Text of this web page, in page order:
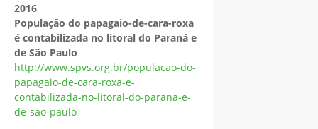
2016
População do papagaio-de-cara-roxa
é contabilizada no litoral do Paraná e
de São Paulo
http://www.spvs.org.br/populacao-do-
papagaio-de-cara-roxa-e-
contabilizada-no-litoral-do-parana-e-
de-sao-paulo